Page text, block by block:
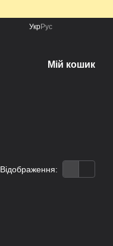
УкрРус
Мій кошик
Відображення: